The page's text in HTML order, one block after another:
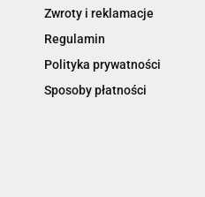
Zwroty i reklamacje
Regulamin
Polityka prywatności
Sposoby płatności